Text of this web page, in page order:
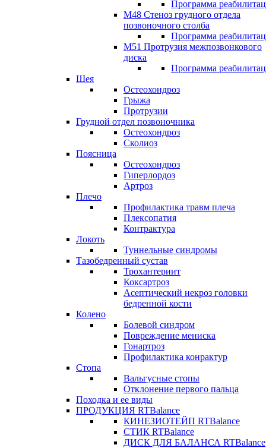
Программа
M48 Стеноз грудного отдела
позвоночного столба
Программа
М51 Протрузия межпозвонкового
диска
Программа
Шея
Остеохондроз
Грыжа
Протрузии
Грудной отдел позвоночника
Остеохондроз
Сколиоз
Поясница
Остеохондроз
Гиперлордоз
Артроз
Плечо
Профилактика травм плеча
Плексопатия
Контрактура
Локоть
Туннельные синдромы
Тазобедренный сустав
Трохантериит
Коксартроз
Асептический некроз головки
бедренной кости
Колено
Болевой синдром
Повреждение мениска
Гонартроз
Профилактика конрактур
Стопа
Вальгусные стопы
Отклонение первого пальца
Походка и ее виды
ПРОДУКЦИЯ RTBalance
КИНЕЗИОТЕЙП RTBalance
СТИК RTBalance
ДИСК ДЛЯ БАЛАНСА RTBalance